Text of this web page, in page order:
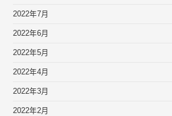
2022年7月
2022年6月
2022年5月
2022年4月
2022年3月
2022年2月